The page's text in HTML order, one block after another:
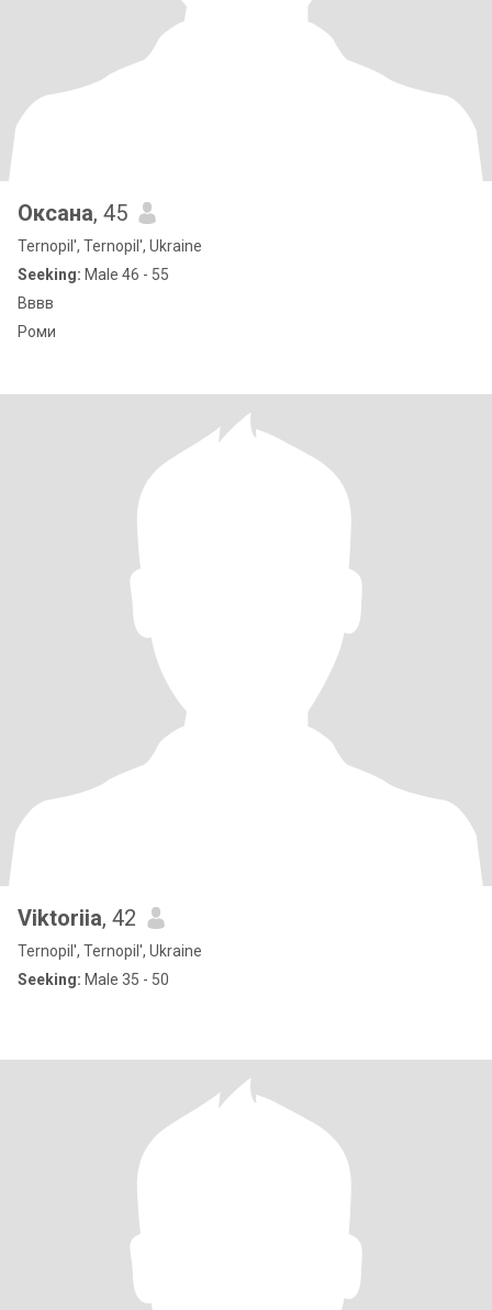
Оксана, 45
Ternopil', Ternopil', Ukraine
Seeking: Male 46 - 55
Вввв
Роми
Viktoriia, 42
Ternopil', Ternopil', Ukraine
Seeking: Male 35 - 50